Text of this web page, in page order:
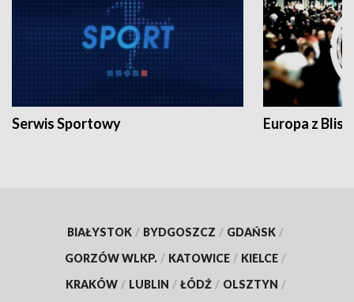
Serwis Sportowy Europa z
BIAŁYSTOK / BYDGOSZCZ / GDAŃSK /
GORZÓW WLKP. / KATOWICE / KIELCE /
KRAKÓW / LUBLIN / ŁÓDŹ / OLSZTYN /